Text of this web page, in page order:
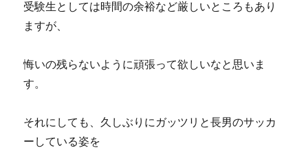
受験生としては時間の余裕など厳しいところもあり
ますが、
悔いの残らないように頑張って欲しいなと思いま
す。
それにしても、久しぶりにガッツリと長男のサッカ
ーしている姿を